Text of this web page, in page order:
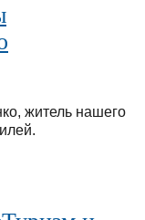
житель нашего